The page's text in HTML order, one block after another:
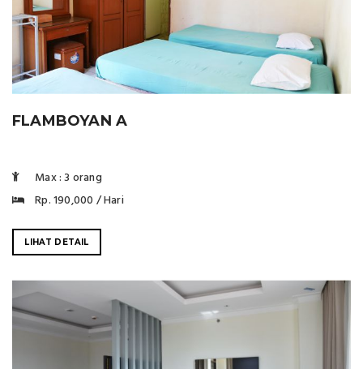
FLAMBOYAN A
Max : 3 orang
Rp. 190,000 / Hari
LIHAT DETAIL